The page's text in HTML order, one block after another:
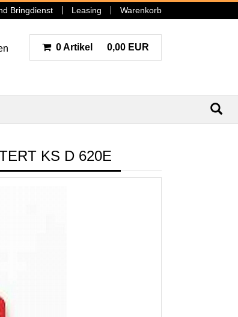
Bringdienst Leasing Warenkorb
0 Artikel 0,00 EUR
KS D 620E